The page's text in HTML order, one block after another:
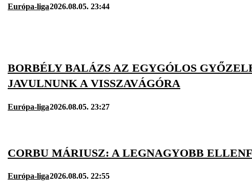
Európa-liga2026.08.05. 23:44
BORBÉLY BALÁZS AZ EGYGÓLOS
JAVULNUNK A VISSZAVÁGÓRA
Európa-liga2026.08.05. 23:27
CORBU MÁRIUSZ: A LEGNAGYOBB
Európa-liga2026.08.05. 22:55